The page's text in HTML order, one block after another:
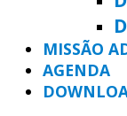
MISSÃO
AGENDA